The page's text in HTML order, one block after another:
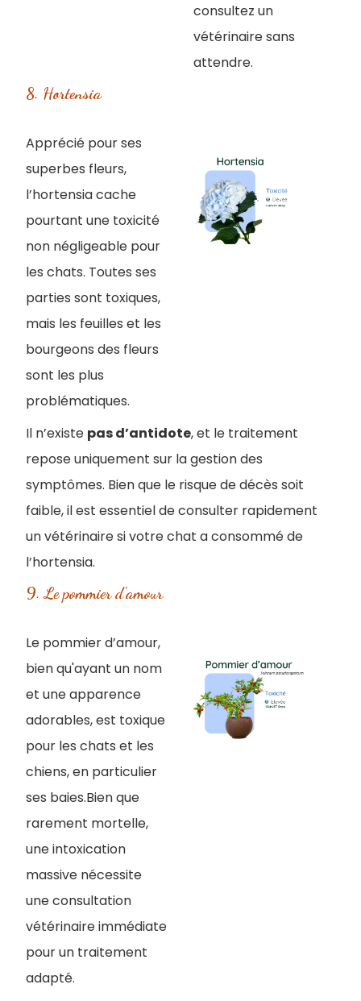
consultez un
vétérinaire sans
attendre.
8. Hortensia
Apprécié pour ses
superbes fleurs,
l’hortensia cache
pourtant une toxicité
non négligeable pour
les chats. Toutes ses
parties sont toxiques,
mais les feuilles et les
bourgeons des fleurs
sont les plus
problématiques.
Il n’existe pas d’antidote, et le traitement
repose uniquement sur la gestion des
symptômes. Bien que le risque de décès soit
faible, il est essentiel de consulter rapidement
un vétérinaire si votre chat a consommé de
l’hortensia.
9. Le pommier d'amour
Le pommier d’amour,
bien qu'ayant un nom
et une apparence
adorables, est toxique
pour les chats et les
chiens, en particulier
ses baies.Bien que
rarement mortelle,
une intoxication
massive nécessite
une consultation
vétérinaire immédiate
pour un traitement
adapté.